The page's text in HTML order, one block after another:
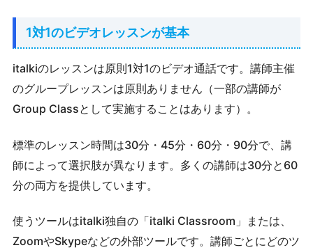
1対1のビデオレッスンが基本
italkiのレッスンは原則1対1のビデオ通話です。講師主催
のグループレッスンは原則ありません（一部の講師が
Group Classとして実施することはあります）。
標準のレッスン時間は30分・45分・60分・90分で、講
師によって選択肢が異なります。多くの講師は30分と60
分の両方を提供しています。
使うツールはitalki独自の「italki Classroom」または、
ZoomやSkypeなどの外部ツールです。講師ごとにどのツ